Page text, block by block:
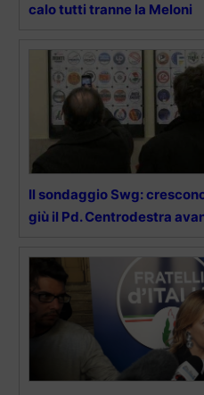
calo tutti tranne la Meloni
Il sondaggio Swg:
giù il Pd. Centrodestra